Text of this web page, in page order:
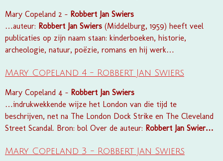
Mary Copeland 2 - Robbert Jan Swiers
…auteur: Robbert Jan Swiers (Middelburg, 1959) heeft veel
publicaties op zijn naam staan: kinderboeken, historie,
archeologie, natuur, poëzie, romans en hij werk…
Mary Copeland 4 - Robbert Jan Swiers
Mary Copeland 4 - Robbert Jan Swiers
…indrukwekkende wijze het London van die tijd te
beschrijven, net na The London Dock Strike en The Cleveland
Street Scandal. Bron: bol Over de auteur: Robbert Jan Swier…
Mary Copeland 3 - Robbert Jan Swiers